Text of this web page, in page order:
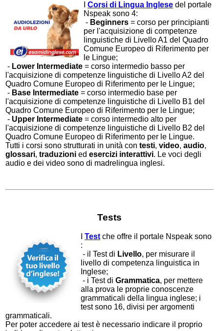
Corsi di Lingua Inglese del portale
Nspeak sono 4:
- Beginners = corso per principianti
per l'acquisizione di competenze
linguistiche di Livello A1 del Quadro
Comune Europeo di Riferimento per
le Lingue;
- Lower Intermediate = corso intermedio basso per
l'acquisizione di competenze linguistiche di Livello A2 del
Quadro Comune Europeo di Riferimento per le Lingue;
- Base Intermediate = corso intermedio base per
l'acquisizione di competenze linguistiche di Livello B1 del
Quadro Comune Europeo di Riferimento per le Lingue;
- Upper Intermediate = corso intermedio alto per
l'acquisizione di competenze linguistiche di Livello B2 del
Quadro Comune Europeo di Riferimento per le Lingue.
Tutti i corsi sono strutturati in unità con testi, video, audio,
glossari, traduzioni ed esercizi interattivi. Le voci degli
audio e dei video sono di madrelingua inglesi.
Tests
Test che offre il portale Nspeak sono
:
- il Test di Livello, per misurare il
livello di competenza linguistica in
Inglese;
- i Test di Grammatica, per mettere
alla prova le proprie conoscenze
grammaticali della lingua inglese; i
test sono 16, divisi per argomenti
grammaticali.
Per poter accedere ai test è necessario indicare il proprio